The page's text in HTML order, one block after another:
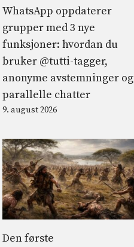
WhatsApp oppdaterer
grupper med 3 nye
funksjoner: hvordan du
bruker @tutti-tagger,
anonyme avstemninger og
parallelle chatter
9. august 2026
Den første